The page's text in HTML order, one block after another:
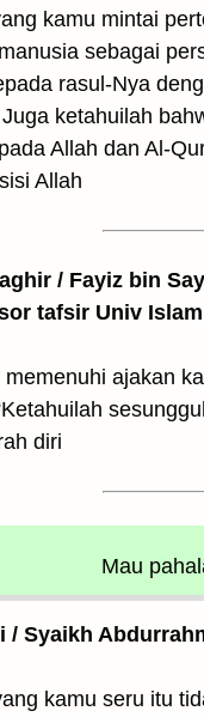
kamu mintai
sebagai
rasul-Nya
ketahuilah
Allah dan Al-
Allah
/ Fayiz bin
tafsir Univ
ajakan
diri
Mau
/ Syaikh
kamu seru itu